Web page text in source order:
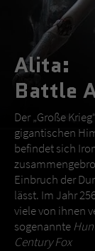
Alita:
Battle
Der „Große
gigantischen
befindet sich
Einbruch der
lässt. Im Jahr
viele von ihnen
sogenannte
Century Fox